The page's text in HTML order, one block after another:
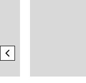
previous element